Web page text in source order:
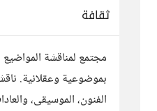
ثقافة
مجتمع لمناقشة المواضيع
بموضوعية وعقلانية.
الفنون، الموسيقى،